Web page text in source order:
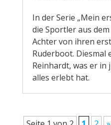
In der Serie „Mein
die Sportler aus
Achter von ihren
Ruderboot.
Reinhardt, was er in
alles erlebt hat.